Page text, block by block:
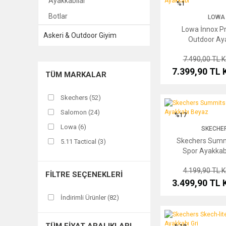
Botlar
Askeri & Outdoor Giyim
TÜM MARKALAR
Skechers (52)
Salomon (24)
Lowa (6)
5.11 Tactical (3)
FILTRE SEÇENEKLERI
İndirimli Ürünler (82)
%1
LOWA
Lowa İnnox
Outdoor
7.490,00 TL
7.399,90 TL
Skechers Summits
%17
Skechers
Spor
4.199,90 TL
3.499,90 TL
Skechers Skech-lite